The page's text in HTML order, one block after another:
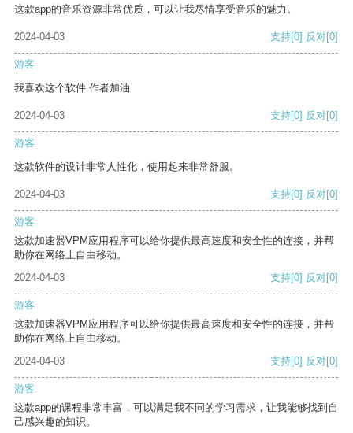
这款app的音乐资源非常优质，可以让我尽情享受音乐的魅力。
2024-04-03 支持[0] 反对[0]
游客
我喜欢这个软件 作者加油
2024-04-03 支持[0] 反对[0]
游客
这款软件的设计非常人性化，使用起来非常舒服。
2024-04-03 支持[0] 反对[0]
游客
这款加速器VPM应用程序可以给你提供最高速度和安全性的连接，并帮
助你在网络上自由移动。
2024-04-03
支持[0] 反对[0]
游客
这款加速器VPM应用程序可以给你提供最高速度和安全性的连接，并帮
助你在网络上自由移动。
2024-04-03
支持[0] 反对[0]
游客
这款app的课程非常丰富，可以满足我不同的学习需求，让我能够找到自
己感兴趣的知识。